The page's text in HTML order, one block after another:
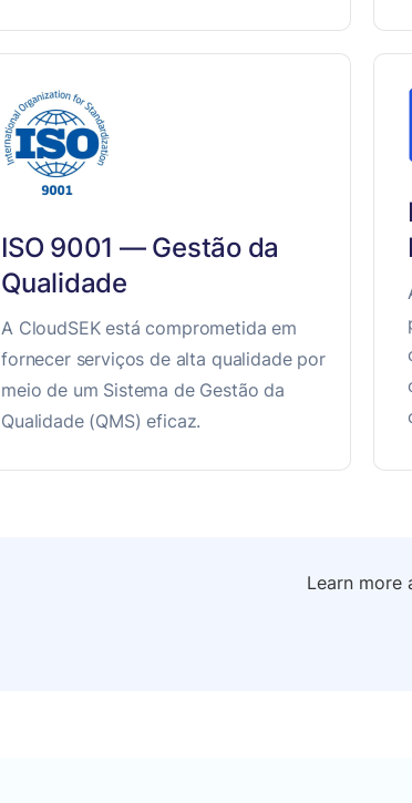
ISO 9001 — Gestão da
Qualidade
A CloudSEK está comprometida em
fornecer serviços de alta qualidade por
meio de um Sistema de Gestão da
Qualidade (QMS) eficaz.
Learn more